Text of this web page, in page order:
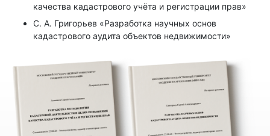
качества кадастрового учёта и регистрации прав»
С. А. Григорьев «Разработка научных основ
кадастрового аудита объектов недвижимости»